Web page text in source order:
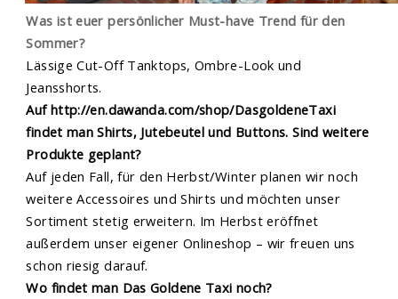
Was ist euer persönlicher Must-have Trend für den
Sommer?
Lässige Cut-Off Tanktops, Ombre-Look und
Jeansshorts.
Auf http://en.dawanda.com/shop/DasgoldeneTaxi
findet man Shirts, Jutebeutel und Buttons. Sind weitere
Produkte geplant?
Auf jeden Fall, für den Herbst/Winter planen wir noch
weitere Accessoires und Shirts und möchten unser
Sortiment stetig erweitern. Im Herbst eröffnet
außerdem unser eigener Onlineshop – wir freuen uns
schon riesig darauf.
Wo findet man Das Goldene Taxi noch?